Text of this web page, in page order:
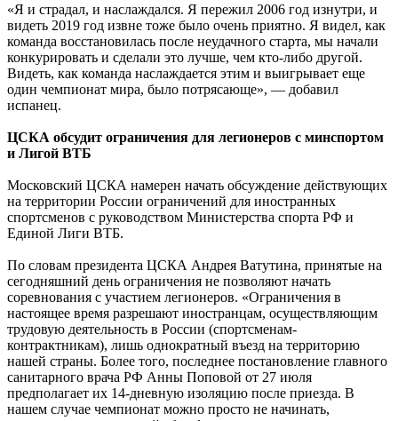
«Я и страдал, и наслаждался. Я пережил 2006 год изнутри, и
видеть 2019 год извне тоже было очень приятно. Я видел, как
команда восстановилась после неудачного старта, мы начали
конкурировать и сделали это лучше, чем кто-либо другой.
Видеть, как команда наслаждается этим и выигрывает еще
один чемпионат мира, было потрясающе», — добавил
испанец.
ЦСКА обсудит ограничения для легионеров с минспортом
и Лигой ВТБ
Московский ЦСКА намерен начать обсуждение действующих
на территории России ограничений для иностранных
спортсменов с руководством Министерства спорта РФ и
Единой Лиги ВТБ.
По словам президента ЦСКА Андрея Ватутина, принятые на
сегодняшний день ограничения не позволяют начать
соревнования с участием легионеров. «Ограничения в
настоящее время разрешают иностранцам, осуществляющим
трудовую деятельность в России (спортсменам-
контрактникам), лишь однократный въезд на территорию
нашей страны. Более того, последнее постановление главного
санитарного врача РФ Анны Поповой от 27 июля
предполагает их 14-дневную изоляцию после приезда. В
нашем случае чемпионат можно просто не начинать,